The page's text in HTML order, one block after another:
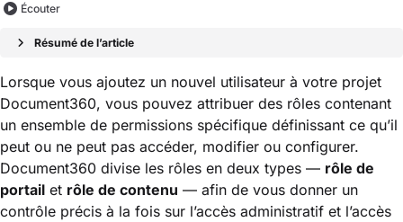
Écouter
Résumé de l’article
Lorsque vous ajoutez un nouvel utilisateur à votre projet
Document360, vous pouvez attribuer des rôles contenant
un ensemble de permissions spécifique définissant ce qu’il
peut ou ne peut pas accéder, modifier ou configurer.
Document360 divise les rôles en deux types — rôle de
portail et rôle de contenu — afin de vous donner un
contrôle précis à la fois sur l’accès administratif et l’accès